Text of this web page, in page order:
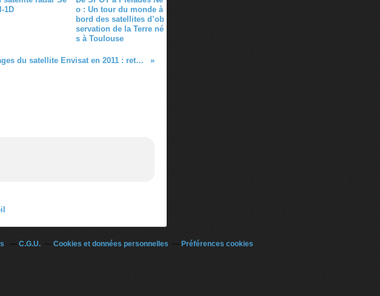
1D
o : Un tour du monde à
bord des satellites d’ob
servation de la Terre né
s à Toulouse
Les dernières images du satellite Envisat en 2011 : retour sur quatre « bons plans » pour passer le réveillon et fêter le début de l’année 2012
C.G.U. Cookies et données personnelles Préférences cookies